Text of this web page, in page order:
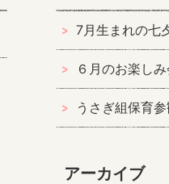
7月生まれの七
６月のお楽しみ
うさぎ組保育参
アーカイブ